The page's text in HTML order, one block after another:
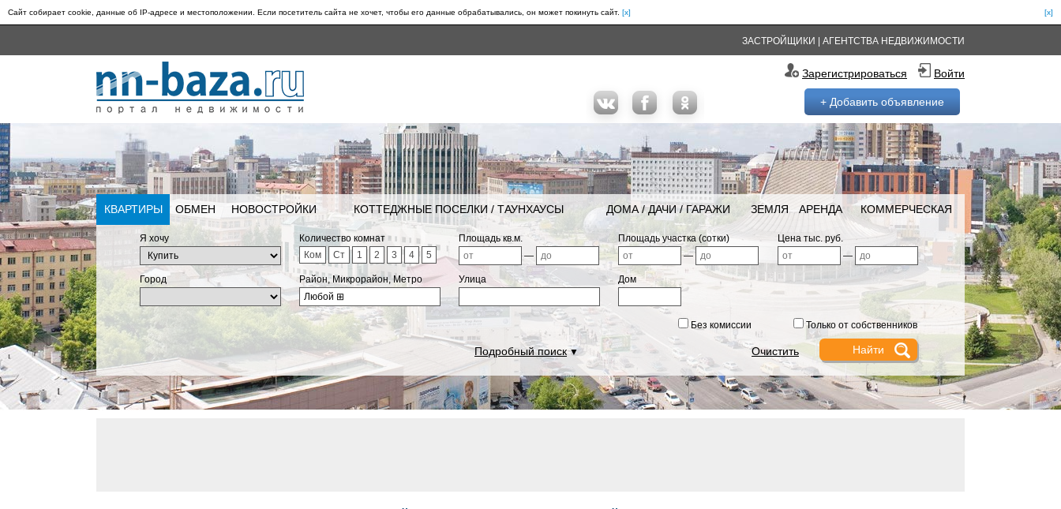
Сайт собирает cookie, данные об IP-адресе и местоположении. Если посетитель сайта не хочет, чтобы его данные обрабатывались, он может покинуть сайт. [x]
[x]
ЗАСТРОЙЩИКИ АГЕНТСТВА НЕДВИЖИМОСТИ
Зарегистрироваться Войти
+ Добавить объявление
КВАРТИРЫ ОБМЕН НОВОСТРОЙКИ КОТТЕДЖНЫЕ ПОСЕЛКИ / ТАУНХАУСЫ ДОМА / ДАЧИ / ГАРАЖИ ЗЕМЛЯ АРЕНДА КОММЕРЧЕСКАЯ
Я хочу
Количество комнат
Ком
Ст 1 2 3 4 5
Площадь кв.м.
—
Площадь участка (сотки)
—
Цена тыс. руб.
—
Город
Район, Микрорайон, Метро
Любой ⊞
Улица Дом
Без комиссии Только от собственников
Подробный поиск▼ Очистить